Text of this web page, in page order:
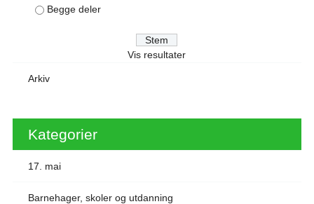
Begge deler
Vis resultater
Arkiv
Kategorier
17. mai
Barnehager, skoler og utdanning